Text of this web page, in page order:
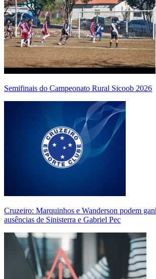
Semifinais do Campeonato Rural Sicoob 2026
Cruzeiro: Marquinhos e Wanderson podem
ausências de Sinisterra e Gabriel Pec